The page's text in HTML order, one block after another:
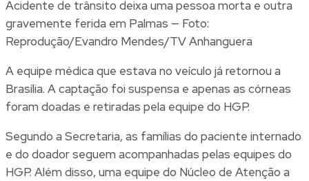
Acidente de trânsito deixa uma pessoa morta e outra
gravemente ferida em Palmas — Foto:
Reprodução/Evandro Mendes/TV Anhanguera
A equipe médica que estava no veículo já retornou a
Brasília. A captação foi suspensa e apenas as córneas
foram doadas e retiradas pela equipe do HGP.
Segundo a Secretaria, as famílias do paciente internado
e do doador seguem acompanhadas pelas equipes do
HGP. Além disso, uma equipe do Núcleo de Atenção a